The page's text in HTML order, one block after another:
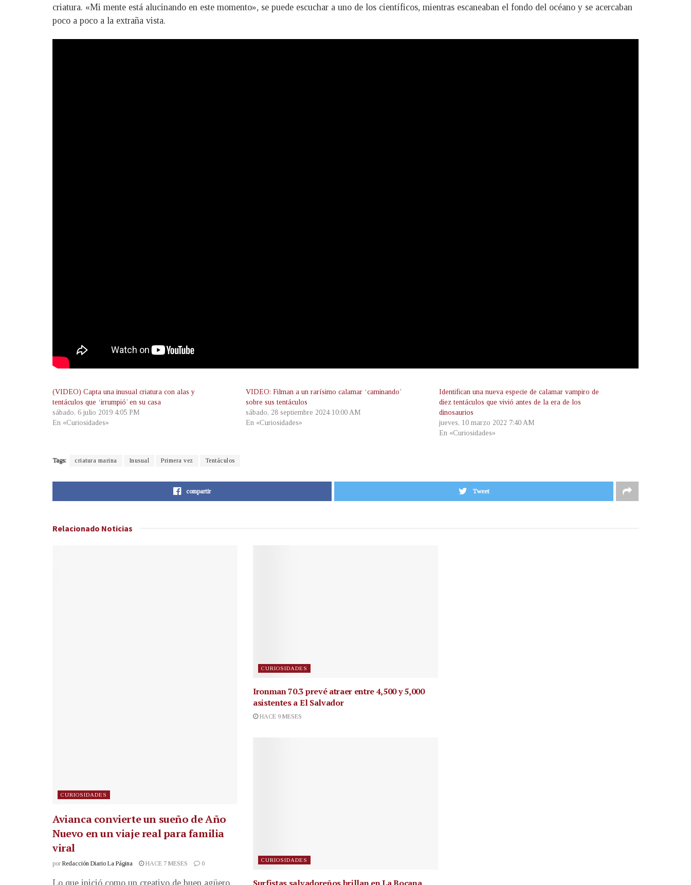
criatura. «Mi mente está alucinando en este momento», se puede escuchar a uno de los científicos, mientras escaneaban el fondo del océano y se acercaban
poco a poco a la extraña vista.
(VIDEO) Capta una inusual criatura con alas y
tentáculos que ‘irrumpió’ en su casa
sábado, 6 julio 2019 4:05 PM
En «Curiosidades»
VIDEO: Filman a un rarísimo calamar ‘caminando’
sobre sus tentáculos
sábado, 28 septiembre 2024 10:00 AM
En «Curiosidades»
Identifican una nueva especie de calamar vampiro de
diez tentáculos que vivió antes de la era de los
dinosaurios
jueves, 10 marzo 2022 7:40 AM
En «Curiosidades»
Tags: criatura marina Inusual Primera vez Tentáculos
compartir Tweet
Relacionado Noticias
CURIOSIDADES
Avianca convierte un sueño de Año
Nuevo en un viaje real para familia
viral
por Redacción Diario La Página HACE 7 MESES 0
CURIOSIDADES
Ironman 70.3 prevé atraer entre 4,500 y 5,000
asistentes a El Salvador
HACE 9 MESES
CURIOSIDADES